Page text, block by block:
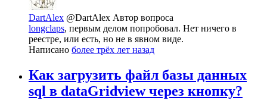
DartAlex @DartAlex Автор вопроса
longclaps, первым делом попробовал. Нет ничего в
реестре, или есть, но не в явном виде.
Написано более трёх лет назад
Как загрузить файл базы данных
sql в dataGridview через кнопку?